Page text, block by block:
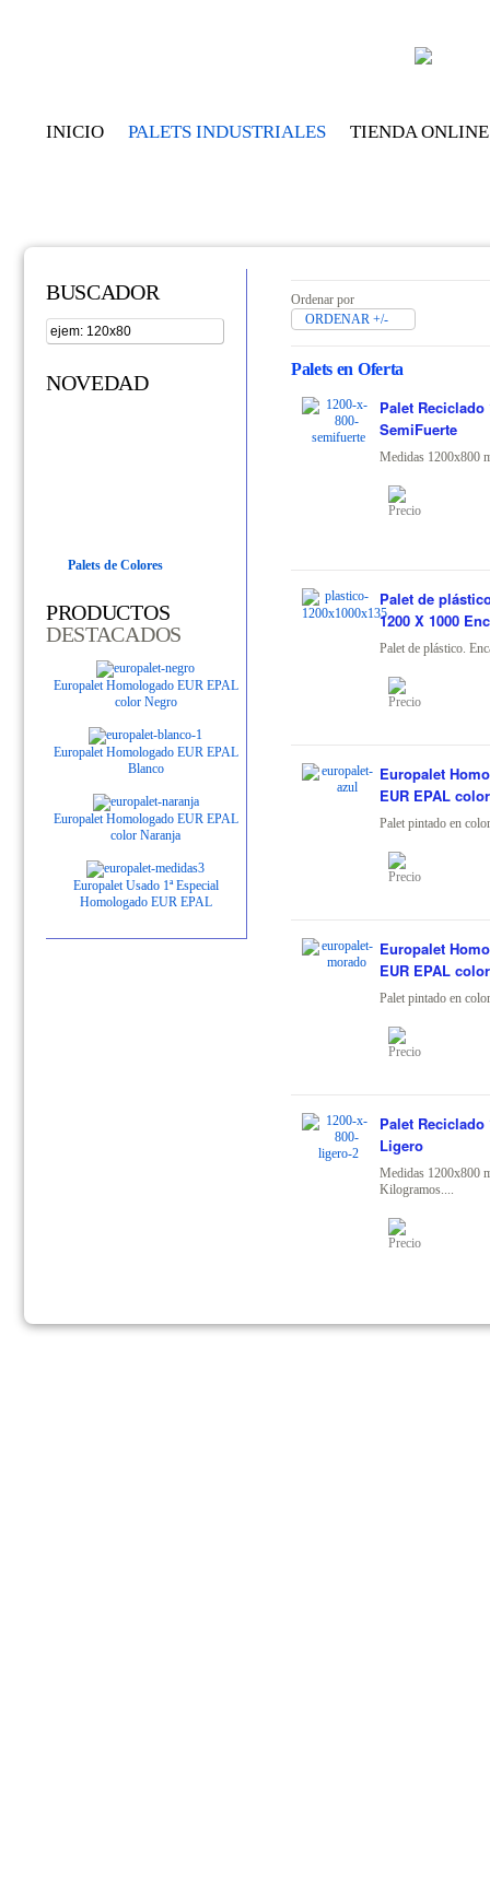
INICIO PALETS INDUSTRIALES TIENDA ONLINE
BUSCADOR
NOVEDAD
Palets de Colores
PRODUCTOS
DESTACADOS
Europalet Homologado EUR EPAL
color Negro
Europalet Homologado EUR EPAL
Blanco
Europalet Homologado EUR EPAL
color Naranja
Europalet Usado 1ª Especial
Homologado EUR EPAL
Ordenar por
ORDENAR +/-
Palets en Oferta
Palet Reciclado
SemiFuerte
Medidas 1200x800
Palet de
1200 X 1000
Palet de plástico.
Europalet
EUR EPAL
Palet pintado en
Europalet
EUR EPAL
Palet pintado en
Palet Reciclado
Ligero
Medidas 1200x800
Kilogramos....